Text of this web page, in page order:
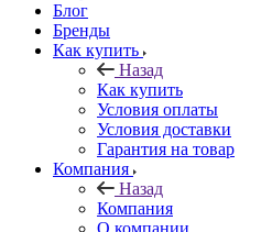
Блог
Бренды
Как купить
Назад
Как купить
Условия оплаты
Условия доставки
Гарантия на товар
Компания
Назад
Компания
О компании